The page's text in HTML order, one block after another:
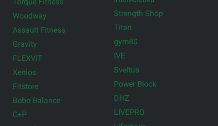
Woodway
Assault Fitness
Gravity
FLEXVIT
Xenios
Fitstore
Bobo Balance
C+P
Strength Shop
Titan
gym80
IVE
Sveltus
Power Block
DHZ
LIVEPRO